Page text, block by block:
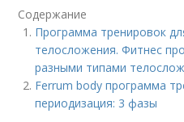
Содержание
Программа тренировок
телосложения. Фитнес
разными типами
Ferrum body программа
периодизация: 3 фазы